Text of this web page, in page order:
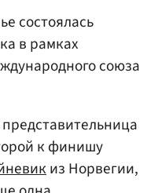
состоялась
в рамках
союза
к финишу
из Норвегии,